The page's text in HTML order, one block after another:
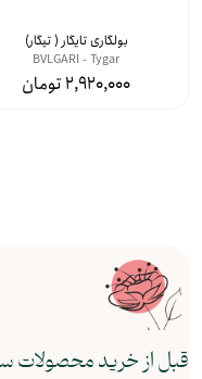
بولگاری تایگار ( تیگار)
BVLGARI - Tygar
2,920,000
قبل از خرید محصولات